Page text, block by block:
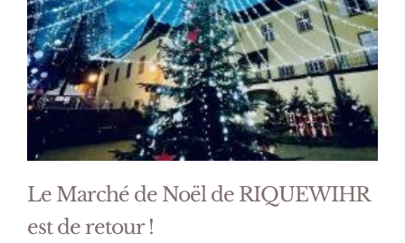
Le Marché de Noël de RIQUEWIHR
est de retour !